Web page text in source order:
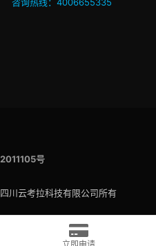
号
川云考拉科技有限公司所有